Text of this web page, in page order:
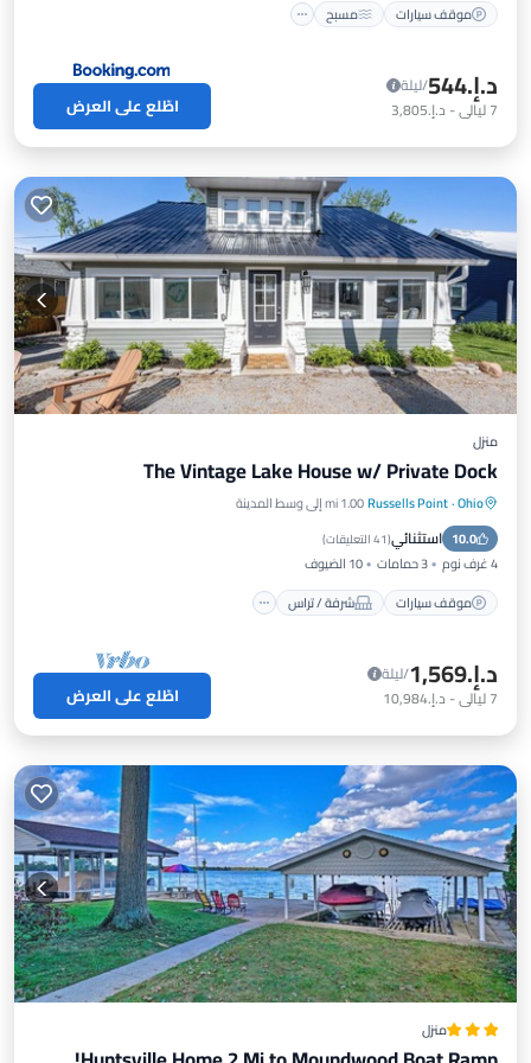
موقف سيارات مسبح
د.إ.‏544
/ليلة
7ليالي- د.إ.‏3,805 اطّلع على العرض
منزل
The Vintage Lake House w/ Private Dock
Ohio
·
Russells Point1.00 mi إلى وسط المدينة
10.0 استثنائي(41 التعليقات )
4 غرف نوم 3 حمامات
10 الضيوف
موقف سيارات
شرفة / تراس
موقف سيارات شرفة / تراس
مكيف هواء
د.إ.‏1,569
/ليلة
7ليالي- د.إ.‏10,984 اطّلع على العرض
منزل